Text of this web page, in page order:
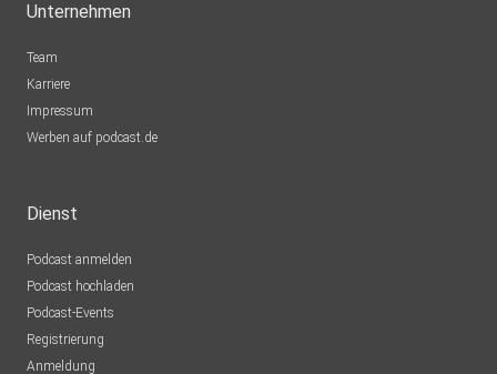
Unternehmen
Team
Karriere
Impressum
Werben auf podcast.de
Dienst
Podcast anmelden
Podcast hochladen
Podcast-Events
Registrierung
Anmeldung